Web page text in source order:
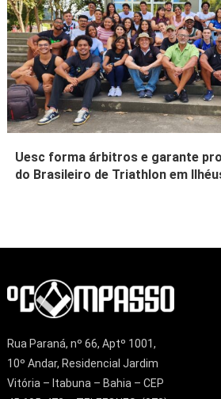
Uesc forma árbitros e garante
do Brasileiro de Triathlon em
Rua Paraná, nº 66, Aptº 1001,
10º Andar, Residencial Jardim
Vitória – Itabuna – Bahia – CEP